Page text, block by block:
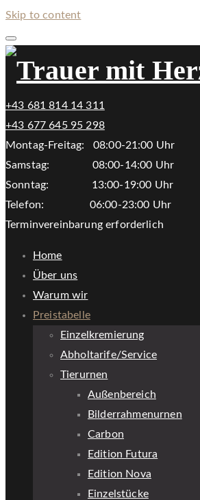
Skip to content
+43 681 814 14 311
+43 677 645 95 298
Montag-Freitag: 08:00-21:00 Uhr
Samstag: 08:00-14:00 Uhr
Sonntag: 13:00-19:00 Uhr
Telefon: 06:00-23:00 Uhr
Terminvereinbarung erforderlich
Home
Über uns
Warum wir
Preistabelle
Einzelkremierung
Abholtarife/Service
Tierurnen
Außenbereich
Bilderrahmenurnen
Carbon
Edition Futura
Edition Nova
Einzelstücke